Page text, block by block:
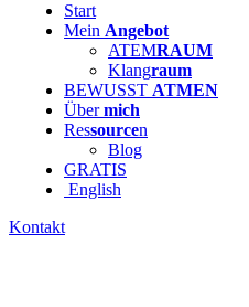
Start
Mein Angebot
ATEMRAUM
Klangraum
BEWUSST ATMEN
Übermich
Ressourcen
Blog
GRATIS
English
Kontakt